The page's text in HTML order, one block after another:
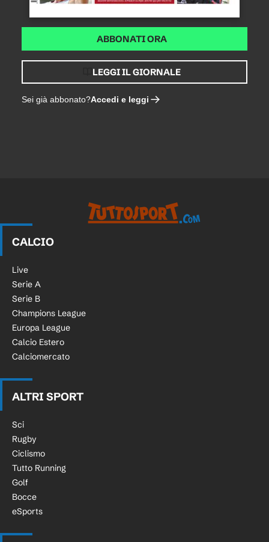
ABBONATI ORA
LEGGI IL GIORNALE
Sei già abbonato?Accedi e leggi
CALCIO
Live
Serie A
Serie B
Champions League
Europa League
Calcio Estero
Calciomercato
ALTRI SPORT
Sci
Rugby
Ciclismo
Tutto Running
Golf
Bocce
eSports